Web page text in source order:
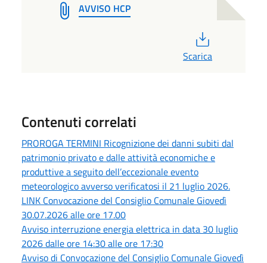
AVVISO HCP
Scarica
Contenuti correlati
PROROGA TERMINI Ricognizione dei danni subiti dal
patrimonio privato e dalle attività economiche e
produttive a seguito dell’eccezionale evento
meteorologico avverso verificatosi il 21 luglio 2026.
LINK Convocazione del Consiglio Comunale Giovedì
30.07.2026 alle ore 17.00
Avviso interruzione energia elettrica in data 30 luglio
2026 dalle ore 14:30 alle ore 17:30
Avviso di Convocazione del Consiglio Comunale Giovedì